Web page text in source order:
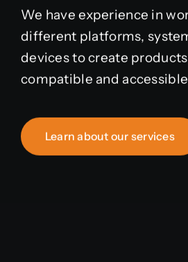
We have experience in
different platforms,
devices to create
compatible and
Learn about our services